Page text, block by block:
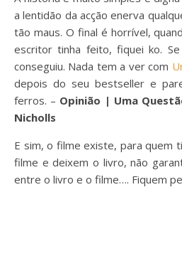
a lentidão da acção enerva
tão maus. O final é horrível,
escritor tinha feito, fiquei ko.
conseguiu. Nada tem a ver com
depois do seu bestseller e
ferros. – Opinião | Uma
Nicholls
E sim, o filme existe, para quem
filme e deixem o livro, não
entre o livro e o filme…. Fiquem